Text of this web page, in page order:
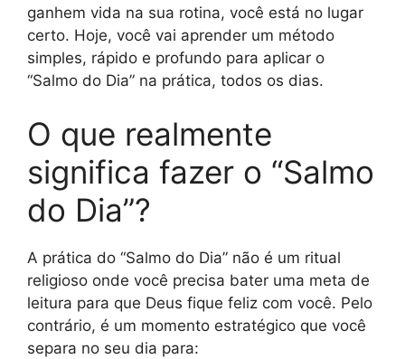
ganhem vida na sua rotina, você está no lugar
certo. Hoje, você vai aprender um método
simples, rápido e profundo para aplicar o
“Salmo do Dia” na prática, todos os dias.
O que realmente
significa fazer o “Salmo
do Dia”?
A prática do “Salmo do Dia” não é um ritual
religioso onde você precisa bater uma meta de
leitura para que Deus fique feliz com você. Pelo
contrário, é um momento estratégico que você
separa no seu dia para: